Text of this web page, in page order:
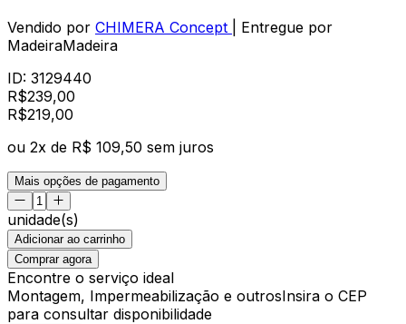
Vendido por CHIMERA Concept
| Entregue por
MadeiraMadeira
ID: 3129440
R$239,00
R$219,00
ou 2x de R$ 109,50 sem juros
Mais opções de pagamento
unidade(s)
Adicionar ao carrinho
Comprar agora
Encontre o serviço ideal
Montagem, Impermeabilização e outrosInsira o CEP
para consultar disponibilidade